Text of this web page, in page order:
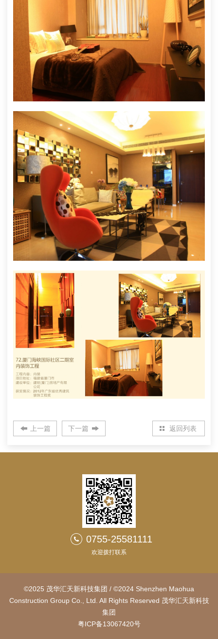
上一篇 下一篇 返回列表
0755-25581111
欢迎拨打联系
©2025 茂华汇天新科技集团 / ©2024 Shenzhen Maohua
Construction Group Co., Ltd. All Rights Reserved 茂华汇天新科技
集团
粤ICP备13067420号